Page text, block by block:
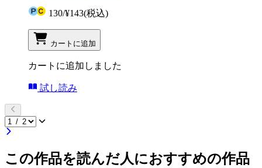
130/¥143(税込)
カートに追加
カートに追加しました
試し読み
この作品を読んだ人におすすめの作品